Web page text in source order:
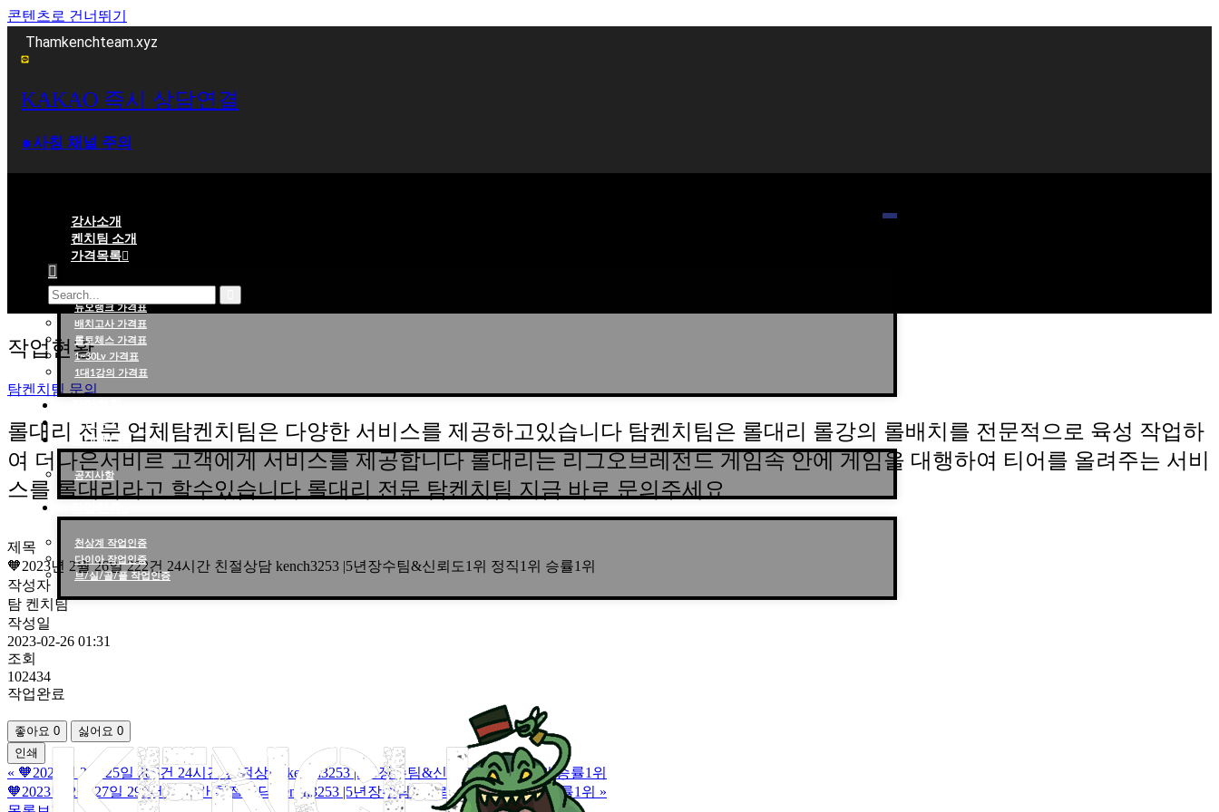
콘텐츠로 건너뛰기
Thamkenchteam.xyz
KAKAO 즉시 상담연결
⁕사칭 채널 주의
강사소개
켄치팀 소개
가격목록
대리랭크 가격표
듀오랭크 가격표
배치고사 가격표
롤토체스 가격표
1~30Lv 가격표
1대1강의 가격표
작업후기
고객센터
공지사항
천상계 작업인증
다이아 작업인증
브/실/골/플 작업인증
작업현황
탐켄치팀 문의
롤대리 전문 업체탐켄치팀은 다양한 서비스를 제공하고있습니다 탐켄치팀은 롤대리 롤강의 롤배치를 전문적으로 육성 작업하
여 더나은서비르 고객에게 서비스를 제공합니다 롤대리는 리그오브레전드 게임속 안에 게임을 대행하여 티어를 올려주는 서비
스를 롤대리라고 할수있습니다 롤대리 전문 탐켄치팀 지금 바로 문의주세요
제목
🧡2023년 2월 26일 222건 24시간 친절상담 kench3253 |5년장수팀&신뢰도1위 정직1위 승률1위
작성자
탐 켄치팀
작성일
2023-02-26 01:31
조회
102434
작업완료
좋아요 0 싫어요 0
인쇄
« 🧡2023년 2월 25일 286건 24시간 친절상담 kench3253 |5년장수팀&신뢰도1위 정직1위 승률1위
🧡2023년 2월 27일 299건 24시간 친절상담 kench3253 |5년장수팀&신뢰도1위 정직1위 승률1위 »